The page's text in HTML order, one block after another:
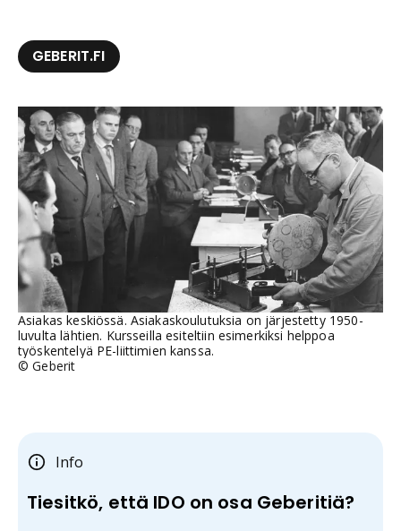
GEBERIT.FI
Asiakas keskiössä. Asiakaskoulutuksia on järjestetty 1950-
luvulta lähtien. Kursseilla esiteltiin esimerkiksi helppoa
työskentelyä PE-liittimien kanssa.
©Geberit
Info
Tiesitkö, että IDO on osa Geberitiä?